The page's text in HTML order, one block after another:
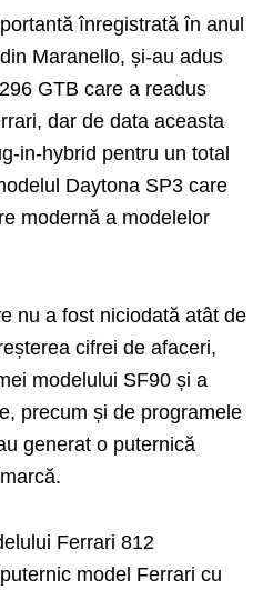
înregistrată în anul
Maranello, și-au adus
GTB care a readus
dar de data aceasta
in-hybrid pentru un total
Daytona SP3 care
modernă a modelelor
nu a fost niciodată atât de
cifrei de afaceri,
modelului SF90 și a
precum și de programele
generat o puternică
Ferrari 812
model Ferrari cu